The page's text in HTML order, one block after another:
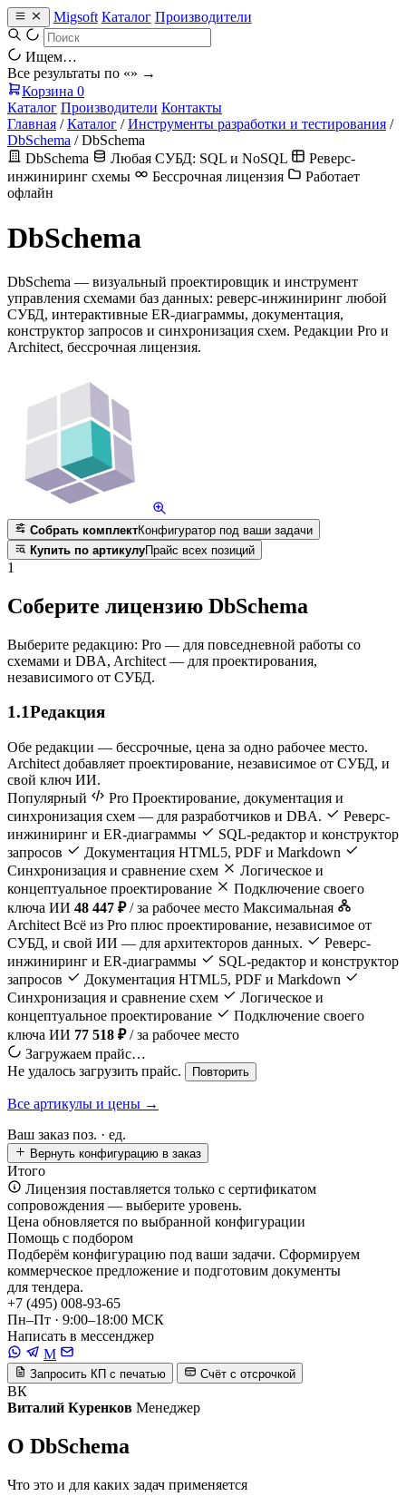
Migsoft Каталог Производители
Ищем…
Все результаты по «» →
Корзина 0
Каталог Производители Контакты
Главная / Каталог / Инструменты разработки и тестирования /
DbSchema / DbSchema
DbSchema
Любая СУБД: SQL и NoSQL
Реверс-
инжиниринг схемы
Бессрочная лицензия
Работает
офлайн
DbSchema
DbSchema — визуальный проектировщик и инструмент
управления схемами баз данных: реверс-инжиниринг любой
СУБД, интерактивные ER-диаграммы, документация,
конструктор запросов и синхронизация схем. Редакции Pro и
Architect, бессрочная лицензия.
Собрать комплектКонфигуратор под ваши задачи
Купить по артикулуПрайс всех позиций
1
Соберите лицензию DbSchema
Выберите редакцию: Pro — для повседневной работы со
схемами и DBA, Architect — для проектирования,
независимого от СУБД.
1.1Редакция
Обе редакции — бессрочные, цена за одно рабочее место.
Architect добавляет проектирование, независимое от СУБД, и
свой ключ ИИ.
Популярный
Pro Проектирование, документация и
синхронизация схем — для разработчиков и DBA.
Реверс-
инжиниринг и ER-диаграммы
SQL-редактор и конструктор
запросов
Документация HTML5, PDF и Markdown
Синхронизация и сравнение схем
Логическое и
концептуальное проектирование
Подключение своего
ключа ИИ 48 447 ₽ / за рабочее место Максимальная
Architect Всё из Pro плюс проектирование, независимое от
СУБД, и свой ИИ — для архитекторов данных.
Реверс-
инжиниринг и ER-диаграммы
SQL-редактор и конструктор
запросов
Документация HTML5, PDF и Markdown
Синхронизация и сравнение схем
Логическое и
концептуальное проектирование
Подключение своего
ключа ИИ 77 518 ₽ / за рабочее место
Загружаем прайс…
Не удалось загрузить прайс.
Повторить
Все артикулы и цены →
Ваш заказ поз. · ед.
Вернуть конфигурацию в заказ
Итого
Лицензия поставляется только с сертификатом
сопровождения — выберите уровень.
Цена обновляется по выбранной конфигурации
Помощь с подбором
Подберём конфигурацию под ваши задачи. Сформируем
коммерческое предложение и подготовим документы
для тендера.
+7 (495) 008-93-65
Пн–Пт · 9:00–18:00 МСК
Написать в мессенджер
M
Запросить КП с печатью Счёт с отсрочкой
ВК
Виталий Куренков Менеджер
О DbSchema
Что это и для каких задач применяется